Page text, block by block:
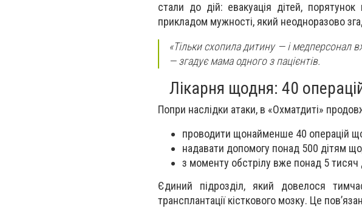
стали до дій: евакуація дітей,
прикладом мужності, який неодноразово
«Тільки схопила дитину — і медперсонал
— згадує мама одного з пацієнтів.
Лікарня щодня: 40
Попри наслідки атаки, в «Охматдиті»
проводити щонайменше 40 операцій
надавати допомогу понад 500 дітям
з моменту обстрілу вже понад 5 тисяч
Єдиний підрозділ, який довелося
трансплантації кісткового мозку. Це